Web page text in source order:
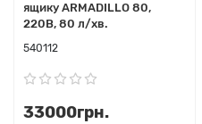
ящику ARMADILLO 80,
220В, 80 л/хв.
540112
33000грн.